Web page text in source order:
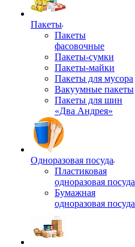
Пакеты
Пакеты
фасовочные
Пакеты-сумки
Пакеты-майки
Пакеты для мусора
Вакуумные пакеты
Пакеты для шин
«Два Андрея»
Одноразовая посуда
Пластиковая
одноразовая посуда
Бумажная
одноразовая посуда